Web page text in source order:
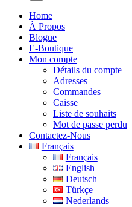
Home
À Propos
Blogue
E-Boutique
Mon compte
Détails du compte
Adresses
Commandes
Caisse
Liste de souhaits
Mot de passe perdu
Contactez-Nous
Français
Français
English
Deutsch
Türkçe
Nederlands